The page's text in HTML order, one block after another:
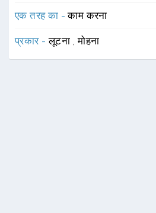
एक तरह का -काम करना
प्रकार -लूटना ,मोहना